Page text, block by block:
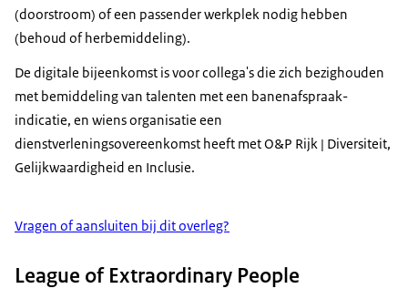
(doorstroom) of een passender werkplek nodig hebben
(behoud of herbemiddeling).
De digitale bijeenkomst is voor collega's die zich bezighouden
met bemiddeling van talenten met een banenafspraak-
indicatie, en wiens organisatie een
dienstverleningsovereenkomst heeft met O&P Rijk | Diversiteit,
Gelijkwaardigheid en Inclusie.
Vragen of aansluiten bij dit overleg?
League of Extraordinary People